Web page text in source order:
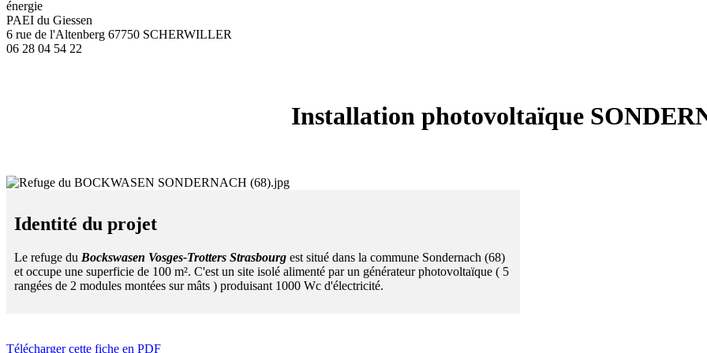
énergie
PAEI du Giessen
6 rue de l'Altenberg 67750 SCHERWILLER
06 28 04 54 22
Installation photovoltaïque
Identité du projet
Le refuge du Bockswasen Vosges-Trotters Strasbourg est situé dans la commune Sondernach (68)
et occupe une superficie de 100 m². C'est un site isolé alimenté par un générateur photovoltaïque ( 5
rangées de 2 modules montées sur mâts ) produisant 1000 Wc d'électricité.
Télécharger cette fiche en PDF